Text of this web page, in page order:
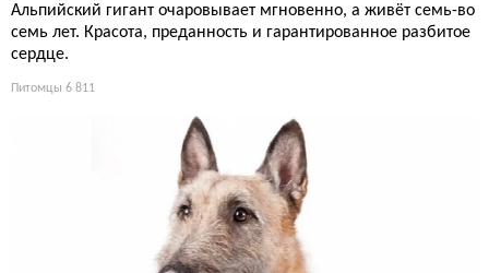
Альпийский гигант очаровывает мгновенно, а живёт семь-во
семь лет. Красота, преданность и гарантированное разбитое
сердце.
Питомцы 6 811